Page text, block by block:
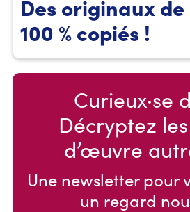
Des originaux
100 % copiés !
Curieux·se
Décryptez
d’œuvre
Une newsletter pour
un regard